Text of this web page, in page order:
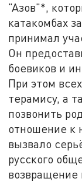
"Азов"*,
катакомбах
принимал
Он
боевиков и
При этом
терамису, а
позвонить
отношение к
вызвало
русского
возвращение